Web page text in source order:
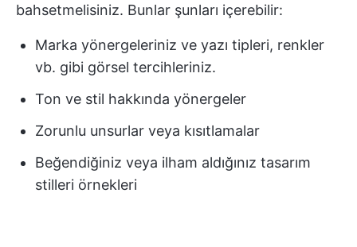
bahsetmelisiniz. Bunlar şunları içerebilir:
Marka yönergeleriniz ve yazı tipleri, renkler
vb. gibi görsel tercihleriniz.
Ton ve stil hakkında yönergeler
Zorunlu unsurlar veya kısıtlamalar
Beğendiğiniz veya ilham aldığınız tasarım
stilleri örnekleri